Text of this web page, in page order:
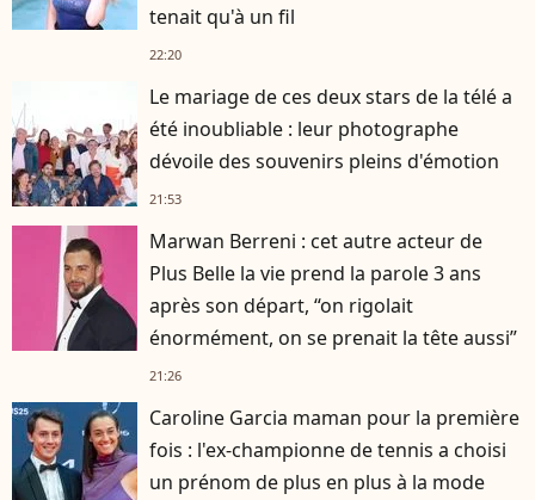
tenait qu'à un fil
22:20
Le mariage de ces deux stars de la télé a
été inoubliable : leur photographe
dévoile des souvenirs pleins d'émotion
21:53
Marwan Berreni : cet autre acteur de
Plus Belle la vie prend la parole 3 ans
après son départ, “on rigolait
énormément, on se prenait la tête aussi”
21:26
Caroline Garcia maman pour la première
fois : l'ex-championne de tennis a choisi
un prénom de plus en plus à la mode